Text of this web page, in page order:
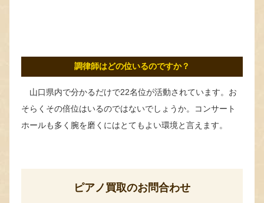
調律師はどの位いるのですか？
山口県内で分かるだけで22名位が活動されています。お
そらくその倍位はいるのではないでしょうか。コンサート
ホールも多く腕を磨くにはとてもよい環境と言えます。
ピアノ買取のお問合わせ